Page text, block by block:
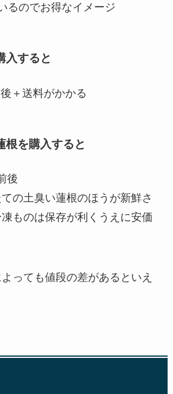
るのでお得なイメージ
入すると
＋送料がかかる
根を購入すると
後
の土臭い蓮根のほうが新鮮さ
ものは保存が利くうえに安価
っても値段の差があるといえ